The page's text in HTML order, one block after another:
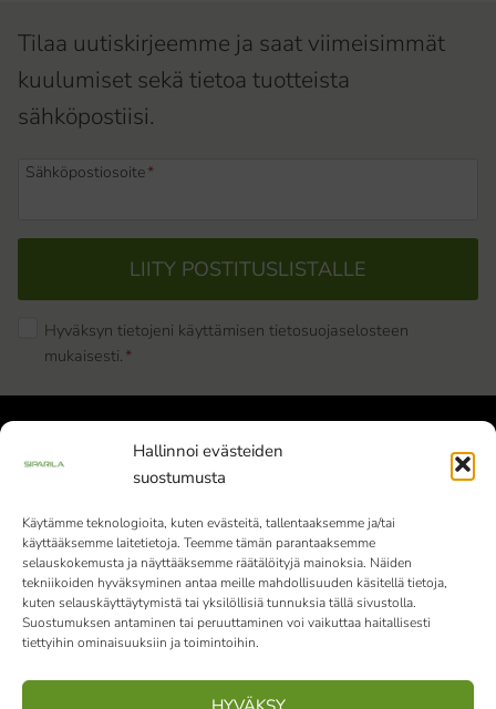
Hallinnoi evästeiden
suostumusta
Käytämme teknologioita, kuten evästeitä, tallentaaksemme ja/tai
käyttääksemme laitetietoja. Teemme tämän parantaaksemme
selauskokemusta ja näyttääksemme räätälöityjä mainoksia. Näiden
tekniikoiden hyväksyminen antaa meille mahdollisuuden käsitellä tietoja,
kuten selauskäyttäytymistä tai yksilöllisiä tunnuksia tällä sivustolla.
Suostumuksen antaminen tai peruuttaminen voi vaikuttaa haitallisesti
tiettyihin ominaisuuksiin ja toimintoihin.
Tilaa uutiskirjeemme ja saat viimeisimmät
kuulumiset sekä tietoa tuotteista
sähköpostiisi.
Sähköpostiosoite*
LIITY POSTITUSLISTALLE
Hyväksyn tietojeni käyttämisen tietosuojaselosteen
mukaisesti. *
Siparila Oy | Y-tunnus: 1982051-9 |
Varaslahdentie 1, 40800 Vaajakoski
010 4242 000Vaihde palvelee klo 9-15